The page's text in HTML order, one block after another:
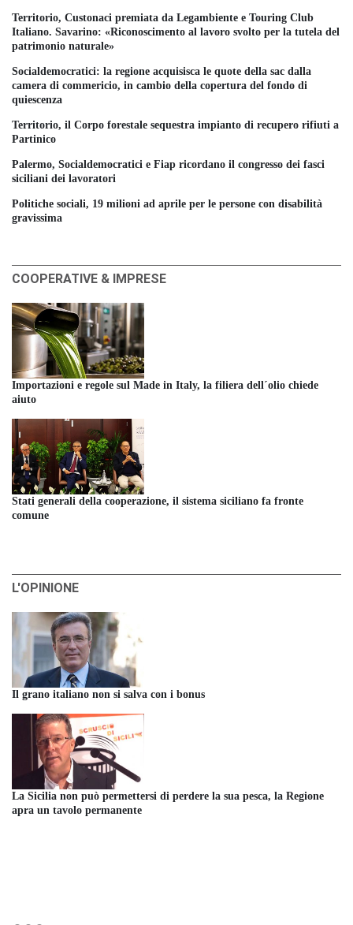
Territorio, Custonaci premiata da Legambiente e Touring Club
Italiano. Savarino: «Riconoscimento al lavoro svolto per la tutela del
patrimonio naturale»
Socialdemocratici: la regione acquisisca le quote della sac dalla
camera di commericio, in cambio della copertura del fondo di
quiescenza
Territorio, il Corpo forestale sequestra impianto di recupero rifiuti a
Partinico
Palermo, Socialdemocratici e Fiap ricordano il congresso dei fasci
siciliani dei lavoratori
Politiche sociali, 19 milioni ad aprile per le persone con disabilità
gravissima
COOPERATIVE & IMPRESE
Importazioni e regole sul Made in Italy, la filiera dell´olio chiede
aiuto
Stati generali della cooperazione, il sistema siciliano fa fronte
comune
L'OPINIONE
Il grano italiano non si salva con i bonus
La Sicilia non può permettersi di perdere la sua pesca, la Regione
apra un tavolo permanente